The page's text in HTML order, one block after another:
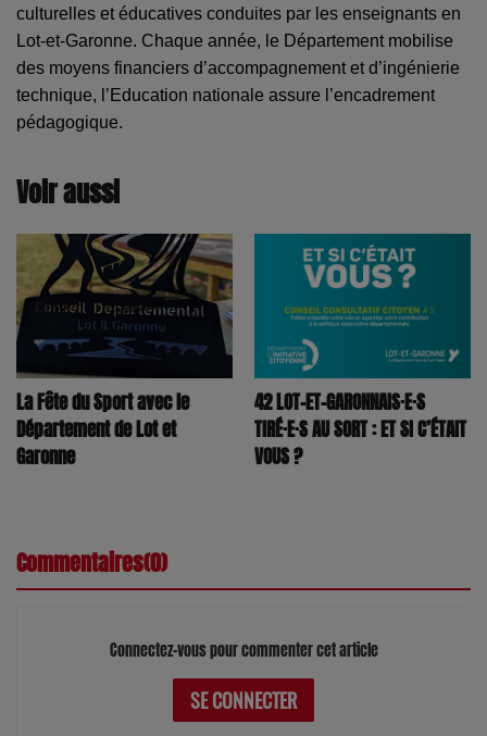
culturelles et éducatives conduites par les enseignants en
Lot-et-Garonne. Chaque année, le Département mobilise
des moyens financiers d’accompagnement et d’ingénierie
technique, l’Education nationale assure l’encadrement
pédagogique.
Voir aussi
La Fête du Sport avec le
Département de Lot et
Garonne
42 LOT-ET-GARONNAIS·E·S
TIRÉ·E·S AU SORT : ET SI C’ÉTAIT
VOUS ?
Commentaires(0)
Connectez-vous pour commenter cet article
SE CONNECTER